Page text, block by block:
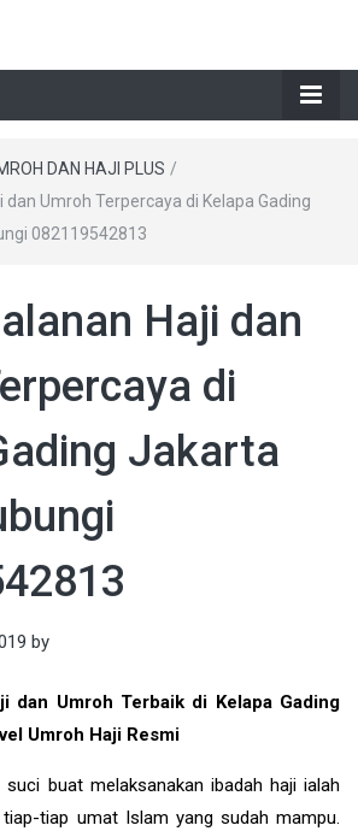
DAN HAJI PLUS /
dan Umroh Terpercaya di Kelapa Gading
082119542813
Haji dan
di
Jakarta
by
dan Umroh Terbaik di Kelapa Gading
Umroh Haji Resmi
suci buat melaksanakan ibadah haji ialah
tiap umat Islam yang sudah mampu.